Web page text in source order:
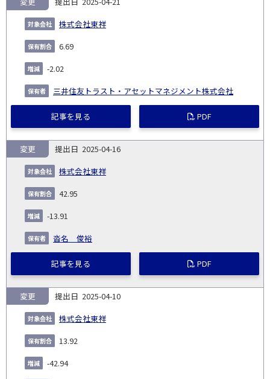
株式会社東祥
6.69
-2.02
三井住友トラスト・アセットマネジメント株式会社
記事を見る PDF
2025-04-16
株式会社東祥
変更
42.95
-13.91
沓名 俊裕
記事を見る PDF
2025-04-10
株式会社東祥
変更
13.92
-42.94